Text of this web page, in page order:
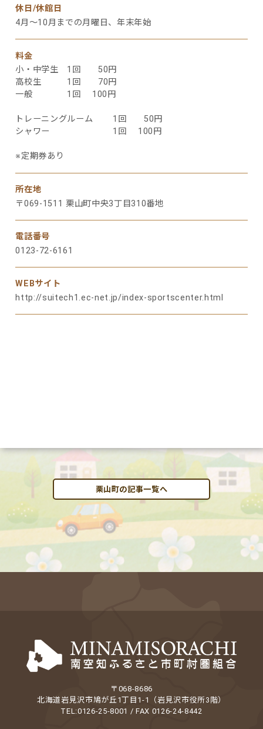
休日/休館日
4月～10月までの月曜日、年末年始
料金
小・中学生 1回 50円
高校生 1回 70円
一般 1回 100円
トレーニングルーム 1回 50円
シャワー 1回 100円
※定期券あり
所在地
〒069-1511 栗山町中央3丁目310番地
電話番号
0123-72-6161
WEBサイト
http://suitech1.ec-net.jp/index-sportscenter.html
栗山町の記事一覧へ
〒068-8686
北海道岩見沢市鳩が丘1丁目1-1（岩見沢市役所3階）
TEL:0126-25-8001 / FAX 0126-24-8442